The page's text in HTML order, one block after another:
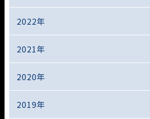
2022年
2021年
2020年
2019年